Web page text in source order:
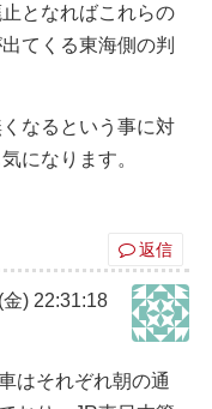
となればこれらの
てくる東海側の判
なるという事に対
になります。
返信
) 22:31:18
はそれぞれ朝の通